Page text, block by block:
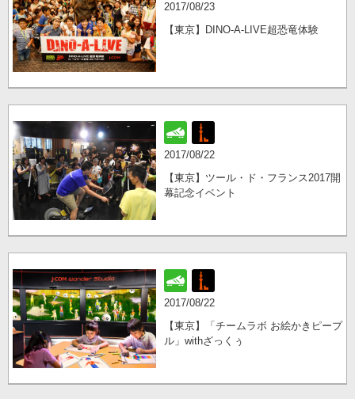
2017/08/23
【東京】DINO-A-LIVE超恐竜体験
2017/08/22
【東京】ツール・ド・フランス2017開
幕記念イベント
2017/08/22
【東京】「チームラボ お絵かきピープ
ル」withざっくぅ